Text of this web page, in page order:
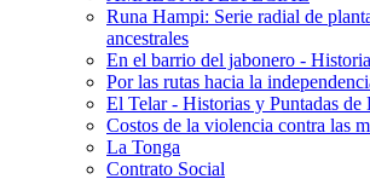
Runa Hampi: Serie radial de
ancestrales
En el barrio del jabonero -
Por las rutas hacia la
El Telar - Historias y Puntadas de
Costos de la violencia contra las
La Tonga
Contrato Social